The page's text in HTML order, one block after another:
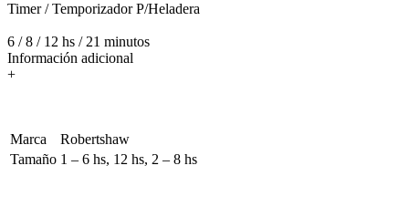
Timer / Temporizador P/Heladera
6 / 8 / 12 hs / 21 minutos
Información adicional
+
Marca
Robertshaw
Tamaño 1 – 6 hs, 12 hs, 2 – 8 hs